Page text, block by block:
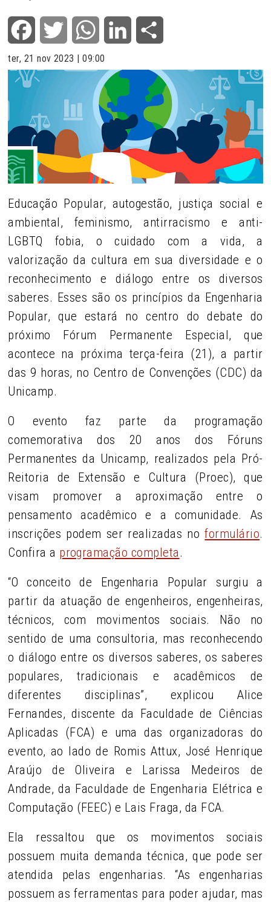
Facebook Twitter WhatsApp LinkedIn
ter, 21 nov 2023 | 09:00
Educação Popular, autogestão, justiça social e
ambiental, feminismo, antirracismo e anti-
LGBTQ fobia, o cuidado com a vida, a
valorização da cultura em sua diversidade e o
reconhecimento e diálogo entre os diversos
saberes. Esses são os princípios da Engenharia
Popular, que estará no centro do debate do
próximo Fórum Permanente Especial, que
acontece na próxima terça-feira (21), a partir
das 9 horas, no Centro de Convenções (CDC) da
Unicamp.
O evento faz parte da programação
comemorativa dos 20 anos dos Fóruns
Permanentes da Unicamp, realizados pela Pró-
Reitoria de Extensão e Cultura (Proec), que
visam promover a aproximação entre o
pensamento acadêmico e a comunidade. As
inscrições podem ser realizadas noformulário.
Confira a programação completa.
“O conceito de Engenharia Popular surgiu a
partir da atuação de engenheiros, engenheiras,
técnicos, com movimentos sociais. Não no
sentido de uma consultoria, mas reconhecendo
o diálogo entre os diversos saberes, os saberes
populares, tradicionais e acadêmicos de
diferentes disciplinas”, explicou Alice
Fernandes, discente da Faculdade de Ciências
Aplicadas (FCA) e uma das organizadoras do
evento, ao lado de Romis Attux, José Henrique
Araújo de Oliveira e Larissa Medeiros de
Andrade, da Faculdade de Engenharia Elétrica e
Computação (FEEC) e Lais Fraga, da FCA.
Ela ressaltou que os movimentos sociais
possuem muita demanda técnica, que pode ser
atendida pelas engenharias. “As engenharias
possuem as ferramentas para poder ajudar, mas